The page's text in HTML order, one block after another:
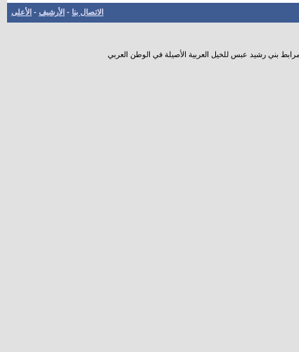
الاتصال بنا - الأرشيف - الأعلى
بني رشيد عبس للخيل العربية الأصيلة في الوطن العربي